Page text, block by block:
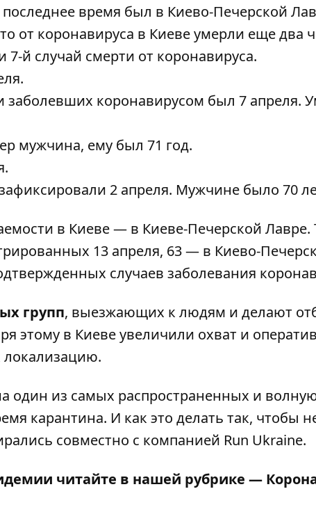
время был в Киево-Печерской
от коронавируса в Киевеумерли еще два
7-й случай смерти от коронавируса.
.
заболевших коронавирусом был 7 апреля.
мужчина, ему был 71 год.
.
2 апреля. Мужчине было 70
в Киеве — в Киеве-Печерской Лавре.
13 апреля, 63 — в Киево-
случаев заболевания
групп, выезжающих к людям и делают
этому в Киеве увеличили охват и
локализацию.
один из самых распространенных и
карантина. И как это делать так, чтобы
совместно с компанией Run Ukraine.
читайте в нашей рубрике —